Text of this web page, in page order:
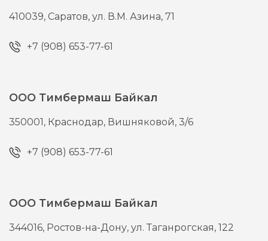
410039, Саратов,ул. В.М. Азина, 71
+7 (908) 653-77-61
ООО Тимбермаш Байкал
350001, Краснодар, Вишняковой, 3/6
+7 (908) 653-77-61
ООО Тимбермаш Байкал
344016, Ростов-на-Дону,ул. Таганрогская, 122